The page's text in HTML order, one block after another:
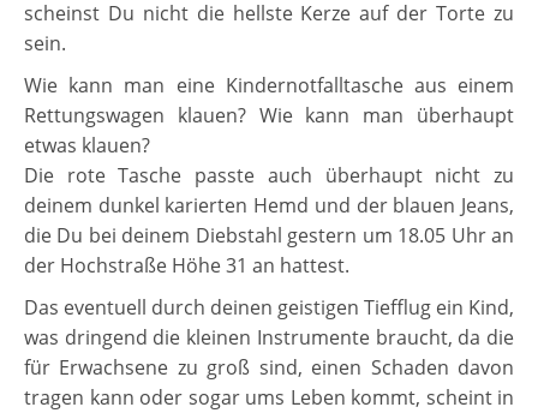
scheinst Du nicht die hellste Kerze auf der Torte zu
sein.
Wie kann man eine Kindernotfalltasche aus einem
Rettungswagen klauen? Wie kann man überhaupt
etwas klauen?
Die rote Tasche passte auch überhaupt nicht zu
deinem dunkel karierten Hemd und der blauen Jeans,
die Du bei deinem Diebstahl gestern um 18.05 Uhr an
der Hochstraße Höhe 31 an hattest.
Das eventuell durch deinen geistigen Tiefflug ein Kind,
was dringend die kleinen Instrumente braucht, da die
für Erwachsene zu groß sind, einen Schaden davon
tragen kann oder sogar ums Leben kommt, scheint in